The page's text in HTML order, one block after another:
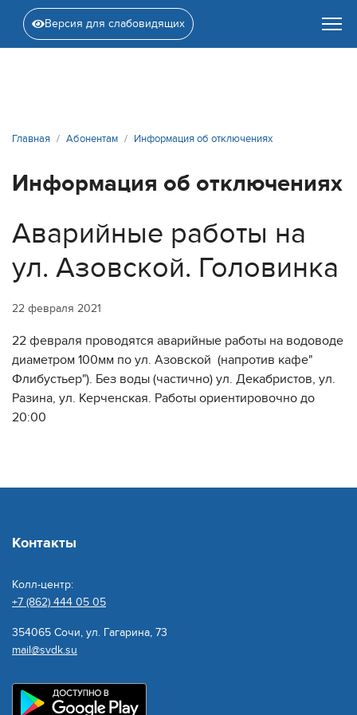
Версия для слабовидящих
Главная Абонентам Информация об отключениях
Информация об отключениях
Аварийные работы на
ул. Азовской. Головинка
22 февраля 2021
22 февраля проводятся аварийные работы на водоводе
диаметром 100мм по ул. Азовской (напротив кафе"
Флибустьер"). Без воды (частично) ул. Декабристов, ул.
Разина, ул. Керченская. Работы ориентировочно до
20:00
Контакты
Колл-центр:
+7 (862) 444 05 05
354065 Сочи, ул. Гагарина, 73
mail@svdk.su